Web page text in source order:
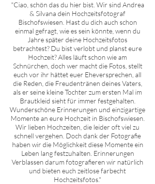
"Ciao, schön das du hier bist. Wir sind Andrea
& Silvana dein Hochzeitsfotograf
Bischofswiesen . Hast du dich auch schon
einmal gefragt, wie es sein könnte, wenn du
Jahre später deine Hochzeitsfotos
betrachtest? Du bist verlobt und planst eure
Hochzeit? Alles läuft schon wie am
Schnürchen, doch wer macht die Fotos, stellt
euch vor ihr hättet euer Eheversprechen, all
die Reden, die Freudentränen deines Vaters,
als er seine kleine Tochter zum ersten Mal im
Brautkleid sieht für immer festgehalten.
Wunderschöne Erinnerungen und einzigartige
Momente an eure Hochzeit in Bischofswiesen
Wir lieben Hochzeiten, die leider oft viel zu
schnell vergehen. Doch dank der Fotografie
haben wir die Möglichkeit diese Momente ein
Leben lang festzuhalten. Erinnerungen
Verblassen darum fotografieren wir natürlich
und bieten euch zeitlose farbecht
Hochzeitsfotos."